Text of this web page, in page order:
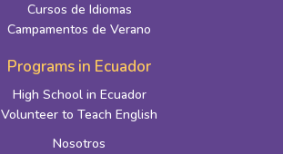
Cursos de Idiomas
Campamentos de Verano
Programs in Ecuador
High School in Ecuador
Volunteer to Teach English
Nosotros